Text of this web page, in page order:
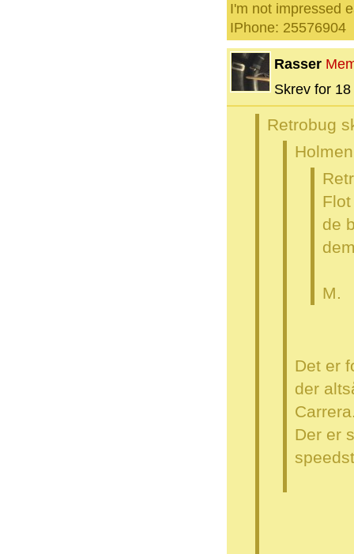
I'm not impressed
IPhone: 25576904
Rasser
Skrev for
Retrobug
de
M.
Det er
der
Der er